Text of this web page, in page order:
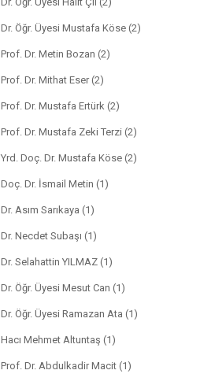
Dr. Öğr. Üyesi Mustafa Köse (2)
Prof. Dr. Metin Bozan (2)
Prof. Dr. Mithat Eser (2)
Prof. Dr. Mustafa Ertürk (2)
Prof. Dr. Mustafa Zeki Terzi (2)
Yrd. Doç. Dr. Mustafa Köse (2)
Doç. Dr. İsmail Metin (1)
Dr. Asım Sarıkaya (1)
Dr. Necdet Subaşı (1)
Dr. Selahattin YILMAZ (1)
Dr. Öğr. Üyesi Mesut Can (1)
Dr. Öğr. Üyesi Ramazan Ata (1)
Hacı Mehmet Altuntaş (1)
Prof. Dr. Abdulkadir Macit (1)